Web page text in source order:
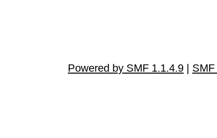
Powered by SMF 1.1.4.9 |